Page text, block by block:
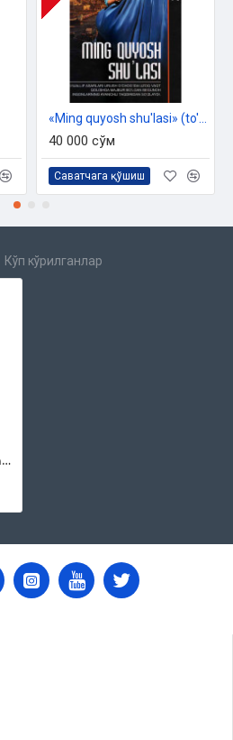
40 000 сўм
Саватчага қўшиш
Кўп кўрилганлар
«730 кун» Ҳаётий воқеалар асосида (роман)